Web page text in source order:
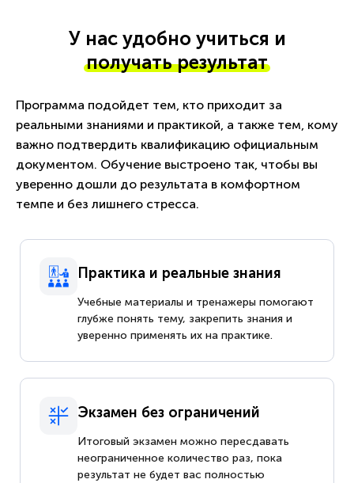
У нас удобно учиться и
получать результат
Программа подойдет тем, кто приходит за
реальными знаниями и практикой, а также тем, кому
важно подтвердить квалификацию официальным
документом. Обучение выстроено так, чтобы вы
уверенно дошли до результата в комфортном
темпе и без лишнего стресса.
Практика и реальные знания
Учебные материалы и тренажеры помогают
глубже понять тему, закрепить знания и
уверенно применять их на практике.
Экзамен без ограничений
Итоговый экзамен можно пересдавать
неограниченное количество раз, пока
результат не будет вас полностью